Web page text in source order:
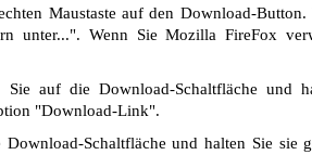
Maustaste auf den Download-
unter...". Wenn Sie Mozilla FireFox
Sie auf die Download-Schaltfläche und
"Download-Link".
Schaltfläche und halten Sie sie